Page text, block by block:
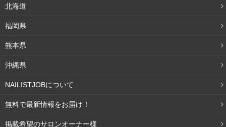
北海道
福岡県
熊本県
沖縄県
NAILISTJOBについて
無料で最新情報をお届け！
掲載希望のサロンオーナー様